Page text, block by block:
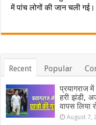
में पांच लोगों की जान चली गई।
Recent Popular
प्रयागराज
हरी झंडी,
वापस लिया
August 7,